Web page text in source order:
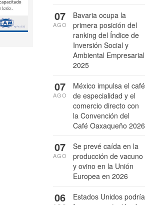
Bavaria ocupa la
primera posición del
ranking del Índice de
Inversión Social y
Ambiental Empresarial
2025
07
AGO
México impulsa el café
de especialidad y el
comercio directo con
la Convención del
Café Oaxaqueño 2026
07
AGO
Se prevé caída en la
producción de vacuno
y ovino en la Unión
Europea en 2026
07
AGO
Estados Unidos podría
06